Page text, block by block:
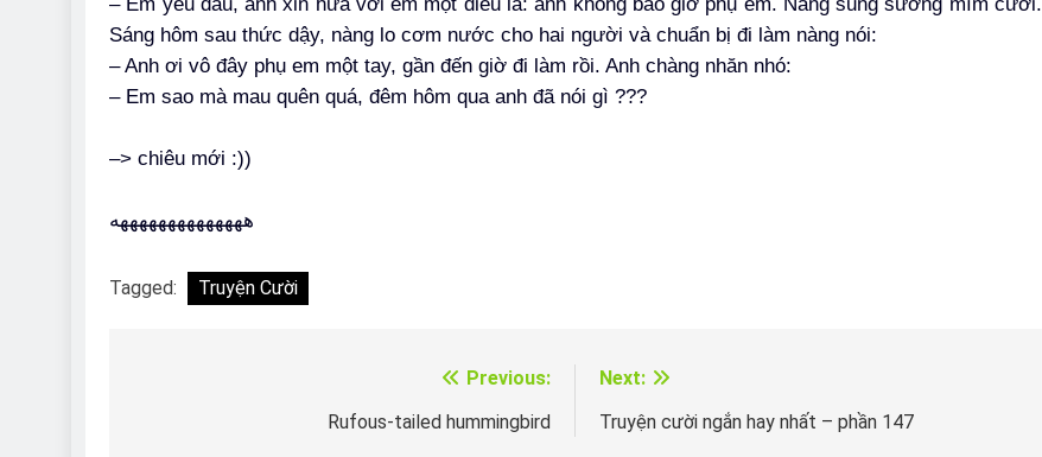
Sáng hôm sau thức dậy, nàng lo cơm nước cho hai người và chuẩn bị đi làm nàng nói:
– Anh ơi vô đây phụ em một tay, gần đến giờ đi làm rồi. Anh chàng nhăn nhó:
– Em sao mà mau quên quá, đêm hôm qua anh đã nói gì ???
–> chiêu mới :))
ههههههههههههههه
Tagged: Truyện Cười
Previous:
Rufous-tailed hummingbird
Next:
Truyện cười ngắn hay nhất – phần 147